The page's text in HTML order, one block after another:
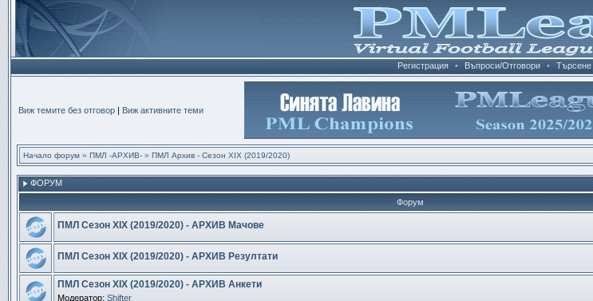
Регистрация • Въпроси/Отговори • Търсене
Виж темите без отговор | Виж активните теми
Начало форум » ПМЛ -АРХИВ- » ПМЛ Архив - Сезон XIX (2019/2020)
ФОРУМ
Форум
ПМЛ Сезон ХIX (2019/2020) - АРХИВ Мачове
ПМЛ Сезон ХIX (2019/2020) - АРХИВ Резултати
ПМЛ Сезон ХIX (2019/2020) - АРХИВ Анкети
Модератор: Shifter